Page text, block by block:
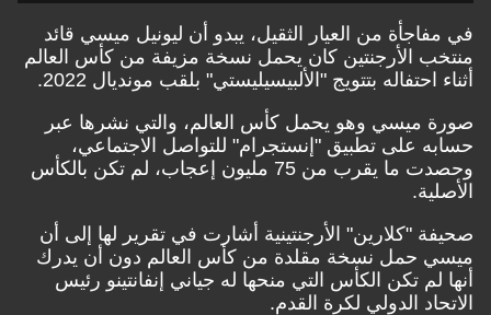
من العيار الثقيل، يبدو أن ليونيل ميسي قائد
الأرجنتين كان يحمل نسخة مزيفة من كأس العالم
بتتويج "الألبيسيليستي" بلقب مونديال 2022.
ميسي وهو يحمل كأس العالم، والتي نشرها عبر
على تطبيق "إنستجرام" للتواصل الاجتماعي،
وحصدت ما يقرب من 75 مليون إعجاب، لم تكن بالكأس
"كلارين" الأرجنتينية أشارت في تقرير لها إلى أن
حمل نسخة مقلدة من كأس العالم دون أن يدرك
تكن الكأس التي منحها له جياني إنفانتينو رئيس
الدولي لكرة القدم.